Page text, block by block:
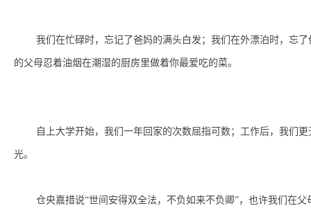
我们在忙碌时，忘记了爸妈的满头白发；我们在外漂泊时，忘
的父母忍着油烟在潮湿的厨房里做着你最爱吃的菜。
自上大学开始，我们一年回家的次数屈指可数；工作后，我们
光。
仓央嘉措说“世间安得双全法，不负如来不负卿”，也许我们在